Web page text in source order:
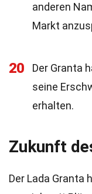
anderen
Markt
20
Der Granta
seine
erhalten.
Zukunft
Der Lada Granta